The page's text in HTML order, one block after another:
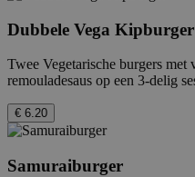
Dubbele Vega Kipburger
Twee Vegetarische burgers met
remouladesaus op een 3-delig
€ 6.20
Samuraiburger